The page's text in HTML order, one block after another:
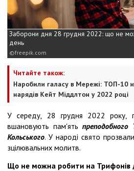
Заборони дня 28 грудня 2022: що не
день
freepik.com
Читайте також:
Наробили галасу в Мережі: ТОП-10
нарядів Кейт Міддлтон у 2022 році
У середу, 28 грудня 2022 року,
вшановують пам'ять преподобного
Кольського. У народі свято
зцілювальних молитв.
Що не можна робити на Трифонів